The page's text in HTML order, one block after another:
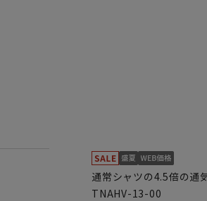
通常シャツの4.5倍の通
TNAHV-13-00